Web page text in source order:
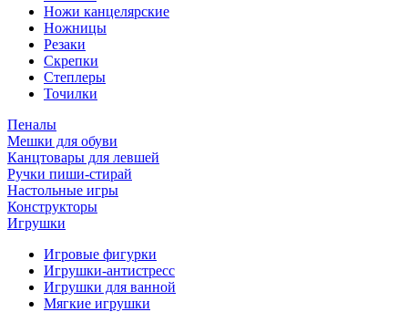
Ножи канцелярские
Ножницы
Резаки
Скрепки
Степлеры
Точилки
Пеналы
Мешки для обуви
Канцтовары для левшей
Ручки пиши-стирай
Настольные игры
Конструкторы
Игрушки
Игровые фигурки
Игрушки-антистресс
Игрушки для ванной
Мягкие игрушки